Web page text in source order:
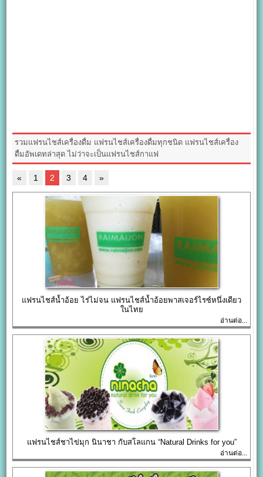
รวมแฟรนไชส์เครื่องดื่ม แฟรนไชส์เครื่องดื่มทุกชนิด แฟรนไชส์เครื่อง
ดื่มอัพเดทล่าสุด ไม่ว่าจะเป็นแฟรนไชส์กาแฟ
« 1 2 3 4 »
แฟรนไชส์น้ำอ้อย ไร่ไม่จน แฟรนไชส์น้ำอ้อยพาสเจอร์ไรซ์หนึ่งเดียว
ในไทย
อ่านต่อ...
แฟรนไชส์ชาไข่มุก นินาชา กับสโลแกน “Natural Drinks for you”
อ่านต่อ...